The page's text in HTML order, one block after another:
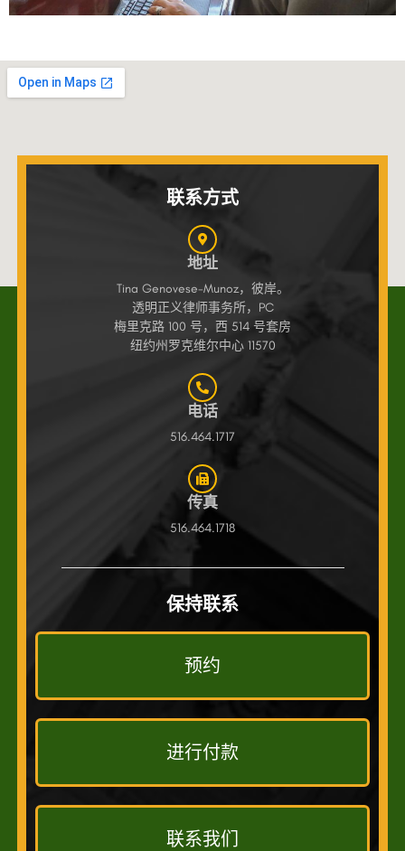
联系方式
地址
Tina Genovese-Munoz，彼岸。
透明正义律师事务所，PC
梅里克路 100 号，西 514 号套房
纽约州罗克维尔中心 11570
电话
516.464.1717
传真
516.464.1718
保持联系
预约
进行付款
联系我们